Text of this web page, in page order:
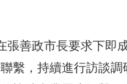
張善政市長要求下即
繫，持續進行訪談